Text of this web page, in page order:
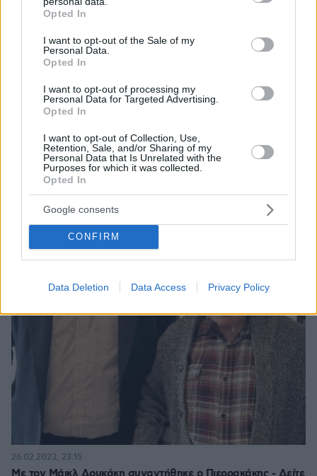
grant or deny consent to Google and its third-party tags to
use your data for below specified purposes in below Google
consent section.
Opted In
I want to opt-out of the Sale of my
Personal Data.
Opted In
I want to opt-out of processing my
Personal Data for Targeted Advertising.
Opted In
I want to opt-out of Collection, Use,
Retention, Sale, and/or Sharing of my
Personal Data that Is Unrelated with the
Purposes for which it was collected.
Opted In
Google consents
CONFIRM
Data Deletion Data Access Privacy Policy
Σχετικά Άρθρα
26.02.2023, 23:15
Ακολουθήστε το
Δείτε όλες τις τελευταίες
Protothema.gr